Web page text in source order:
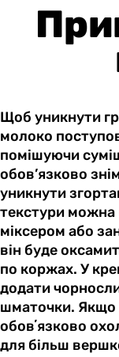
Щоб уникнути
молоко
помішуючи
обов’язково
уникнути
текстури можна
міксером або
він буде
по коржах. У
додати
шматочки. Якщо
обовʼязково
для більш